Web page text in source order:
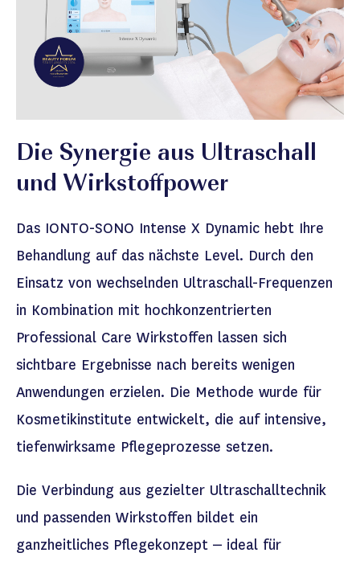
Die Synergie aus Ultraschall
und Wirkstoffpower
Das IONTO-SONO Intense X Dynamic hebt Ihre
Behandlung auf das nächste Level. Durch den
Einsatz von wechselnden Ultraschall-Frequenzen
in Kombination mit hochkonzentrierten
Professional Care Wirkstoffen lassen sich
sichtbare Ergebnisse nach bereits wenigen
Anwendungen erzielen. Die Methode wurde für
Kosmetikinstitute entwickelt, die auf intensive,
tiefenwirksame Pflegeprozesse setzen.
Die Verbindung aus gezielter Ultraschalltechnik
und passenden Wirkstoffen bildet ein
ganzheitliches Pflegekonzept – ideal für